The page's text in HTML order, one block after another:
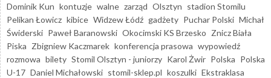
Dominik Kun kontuzje walne zarząd Olsztyn stadion Stomilu
Pelikan Łowicz kibice Widzew Łódź gadżety Puchar Polski Michał
Świderski Paweł Baranowski Okocimski KS Brzesko Znicz Biała
Piska Zbigniew Kaczmarek konferencja prasowa wypowiedź
rozmowa bilety Stomil Olsztyn - juniorzy Karol Żwir Polska Polska
U-17 Daniel Michałowski stomil-sklep.pl koszulki Ekstraklasa